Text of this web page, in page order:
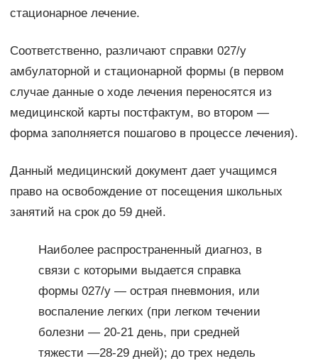
стационарное лечение.
Соответственно, различают справки 027/у
амбулаторной и стационарной формы (в первом
случае данные о ходе лечения переносятся из
медицинской карты постфактум, во втором —
форма заполняется пошагово в процессе лечения).
Данный медицинский документ дает учащимся
право на освобождение от посещения школьных
занятий на срок до 59 дней.
Наиболее распространенный диагноз, в
связи с которыми выдается справка
формы 027/у — острая пневмония, или
воспаление легких (при легком течении
болезни — 20-21 день, при средней
тяжести —28-29 дней); до трех недель